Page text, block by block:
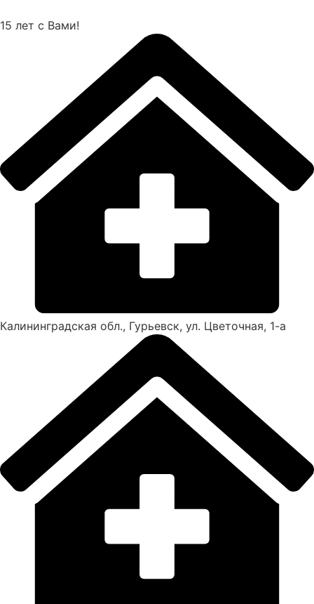
к15 лет с Вами!
Калининградская обл., Гурьевск, ул. Цветочная, 1-а